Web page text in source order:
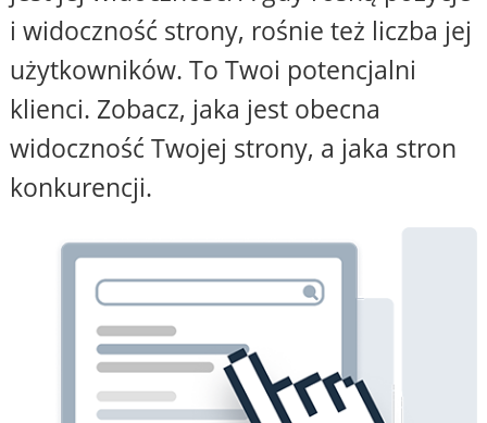
i widoczność strony, rośnie też liczba jej
użytkowników. To Twoi potencjalni
klienci. Zobacz, jaka jest obecna
widoczność Twojej strony, a jaka stron
konkurencji.